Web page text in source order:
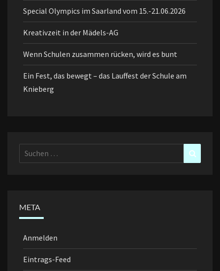
Special Olympics im Saarland vom 15.-21.06.2026
Kreativzeit in der Mädels-AG
Wenn Schulen zusammen rücken, wird es bunt
Ein Fest, das bewegt – das Lauffest der Schule am
Knieberg
Suchen
nach:
META
Anmelden
Eintrags-Feed